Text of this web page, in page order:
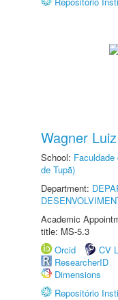
Wagner
School:
de Tupã)
Department:
Academic
title: MS-5.3
Orcid
CV
ResearcherID
Dimensions
Repositório